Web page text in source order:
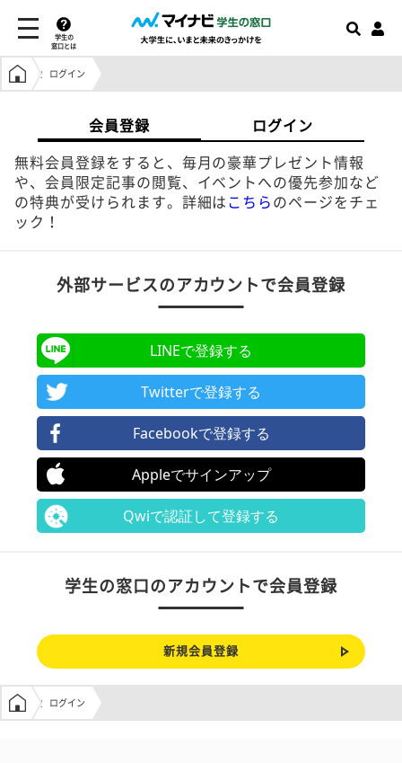
学生の
窓口とは
学生の窓口トップ
ログイン
会員登録 ログイン
無料会員登録をすると、毎月の豪華プレゼント情報
や、会員限定記事の閲覧、イベントへの優先参加など
の特典が受けられます。詳細は こちら のページをチェ
ック！
外部サービスのアカウントで会員登録
LINEで登録する
Twitterで登録する
Facebookで登録する
Appleでサインアップ
Qwiで認証して登録する
学生の窓口のアカウントで会員登録
新規会員登録
学生の窓口トップ
ログイン